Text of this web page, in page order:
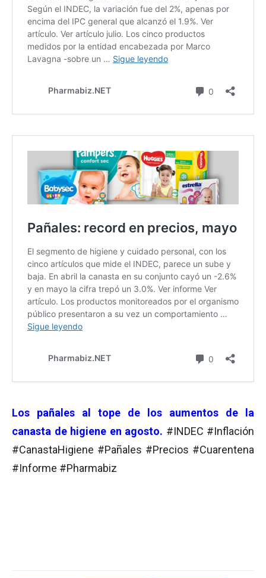
Los pañales al tope de los aumentos de la
canasta de higiene en agosto. #INDEC #Inflación
#CanastaHigiene #Pañales #Precios #Cuarentena
#Informe #Pharmabiz